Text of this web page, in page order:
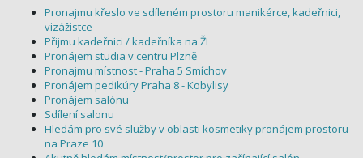
Pronajmu křeslo ve sdíleném prostoru manikérce, kadeřnici,
vizážistce
Přijmu kadeřnici / kadeřníka na ŽL
Pronájem studia v centru Plzně
Pronajmu místnost - Praha 5 Smíchov
Pronájem pedikúry Praha 8 - Kobylisy
Pronájem salónu
Sdílení salonu
Hledám pro své služby v oblasti kosmetiky pronájem prostoru
na Praze 10